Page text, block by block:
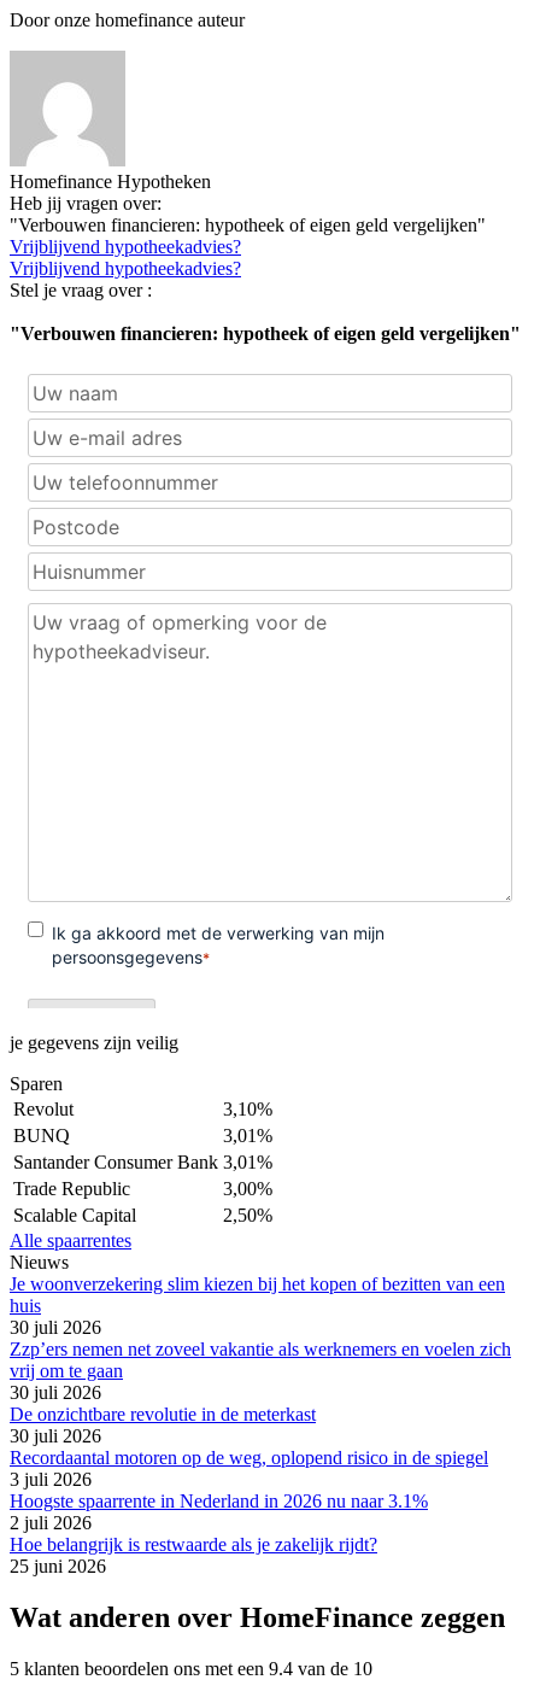
Door onze homefinance auteur
Homefinance Hypotheken
Heb jij vragen over:
"Verbouwen financieren: hypotheek of eigen geld vergelijken"
Vrijblijvend hypotheekadvies?
Vrijblijvend hypotheekadvies?
Stel je vraag over :
"Verbouwen financieren: hypotheek of eigen geld vergelijken"
je gegevens zijn veilig
Sparen
Revolut
3,10%
BUNQ
3,01%
Santander Consumer Bank 3,01%
Trade Republic
3,00%
Scalable Capital
2,50%
Alle spaarrentes
Nieuws
Je woonverzekering slim kiezen bij het kopen of bezitten van een
huis
30 juli 2026
Zzp’ers nemen net zoveel vakantie als werknemers en voelen zich
vrij om te gaan
30 juli 2026
De onzichtbare revolutie in de meterkast
30 juli 2026
Recordaantal motoren op de weg, oplopend risico in de spiegel
3 juli 2026
Hoogste spaarrente in Nederland in 2026 nu naar 3.1%
2 juli 2026
Hoe belangrijk is restwaarde als je zakelijk rijdt?
25 juni 2026
Wat anderen over HomeFinance zeggen
5 klanten beoordelen ons met een 9.4 van de 10